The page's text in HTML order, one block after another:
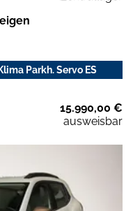
Parkh. Servo ES
15.990,00 €
ausweisbar